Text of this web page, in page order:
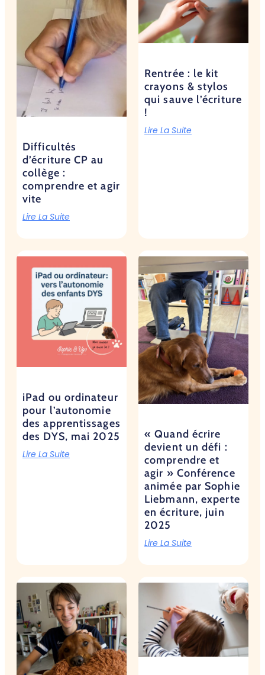
Difficultés
d’écriture CP au
collège :
comprendre et agir
vite
Lire La Suite
Rentrée : le kit
crayons & stylos
qui sauve l’écriture
!
Lire La Suite
iPad ou ordinateur
pour l’autonomie
des apprentissages
des DYS, mai 2025
Lire La Suite
« Quand écrire
devient un défi :
comprendre et
agir » Conférence
animée par Sophie
Liebmann, experte
en écriture, juin
2025
Lire La Suite